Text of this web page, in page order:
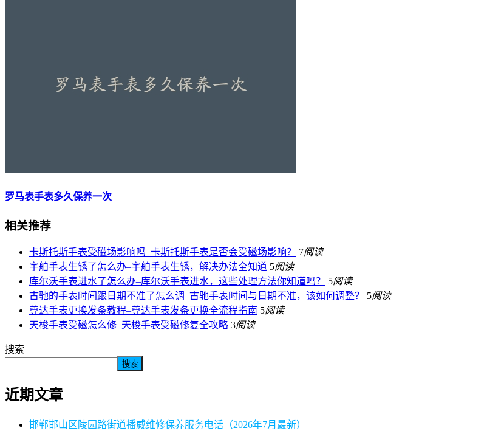
罗马表手表多久保养一次
相关推荐
卡斯托斯手表受磁场影响吗–卡斯托斯手表是否会受磁场影响？ 7阅读
宇舶手表生锈了怎么办–宇舶手表生锈，解决办法全知道 5阅读
库尔沃手表进水了怎么办–库尔沃手表进水，这些处理方法你知道吗？
5阅读
古驰的手表时间跟日期不准了怎么调–古驰手表时间与日期不准，该如何调整？
5阅读
尊达手表更换发条教程–尊达手表发条更换全流程指南 5阅读
天梭手表受磁怎么修–天梭手表受磁修复全攻略 3阅读
搜索
搜索
近期文章
邯郸邯山区陵园路街道播威维修保养服务电话（2026年7月最新）